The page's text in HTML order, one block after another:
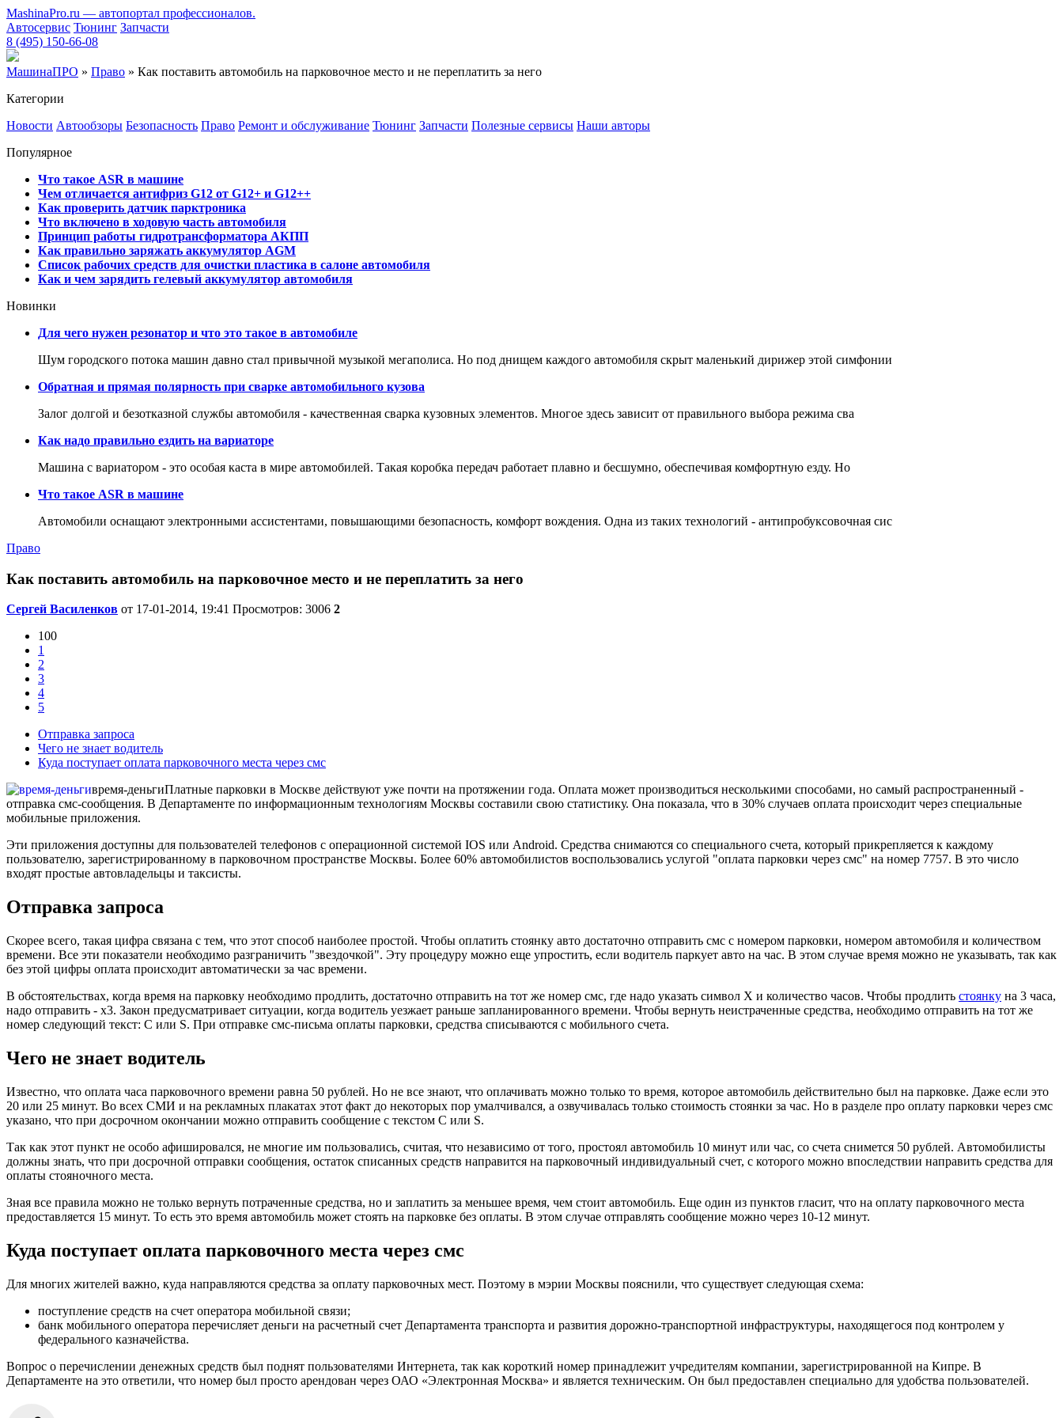
MashinaPro.ru — автопортал профессионалов.
Автосервис Тюнинг Запчасти
8 (495) 150-66-08
МашинаПРО » Право » Как поставить автомобиль на парковочное место и не переплатить за него
Категории
Новости Автообзоры Безопасность Право Ремонт и обслуживание Тюнинг Запчасти Полезные сервисы Наши авторы
Популярное
Что такое ASR в машине
Чем отличается антифриз G12 от G12+ и G12++
Как проверить датчик парктроника
Что включено в ходовую часть автомобиля
Принцип работы гидротрансформатора АКПП
Как правильно заряжать аккумулятор AGM
Список рабочих средств для очистки пластика в салоне автомобиля
Как и чем зарядить гелевый аккумулятор автомобиля
Новинки
Для чего нужен резонатор и что это такое в автомобиле
Шум городского потока машин давно стал привычной музыкой мегаполиса. Но под днищем каждого автомобиля скрыт маленький дирижер этой симфонии
Обратная и прямая полярность при сварке автомобильного кузова
Залог долгой и безотказной службы автомобиля - качественная сварка кузовных элементов. Многое здесь зависит от правильного выбора режима сва
Как надо правильно ездить на вариаторе
Машина с вариатором - это особая каста в мире автомобилей. Такая коробка передач работает плавно и бесшумно, обеспечивая комфортную езду. Но
Что такое ASR в машине
Автомобили оснащают электронными ассистентами, повышающими безопасность, комфорт вождения. Одна из таких технологий - антипробуксовочная сис
Право
Как поставить автомобиль на парковочное место и не переплатить за него
Сергей Василенков от 17-01-2014, 19:41 Просмотров: 3006 2
100
1
2
3
4
5
Отправка запроса
Чего не знает водитель
Куда поступает оплата парковочного места через смс
время-деньгиПлатные парковки в Москве действуют уже почти на протяжении года. Оплата может производиться несколькими способами, но самый распространенный -
отправка смс-сообщения. В Департаменте по информационным технологиям Москвы составили свою статистику. Она показала, что в 30% случаев оплата происходит через специальные
мобильные приложения.
Эти приложения доступны для пользователей телефонов с операционной системой IOS или Android. Средства снимаются со специального счета, который прикрепляется к каждому
пользователю, зарегистрированному в парковочном пространстве Москвы. Более 60% автомобилистов воспользовались услугой "оплата парковки через смс" на номер 7757. В это число
входят простые автовладельцы и таксисты.
Отправка запроса
Скорее всего, такая цифра связана с тем, что этот способ наиболее простой. Чтобы оплатить стоянку авто достаточно отправить смс с номером парковки, номером автомобиля и количеством
времени. Все эти показатели необходимо разграничить "звездочкой". Эту процедуру можно еще упростить, если водитель паркует авто на час. В этом случае время можно не указывать, так как
без этой цифры оплата происходит автоматически за час времени.
В обстоятельствах, когда время на парковку необходимо продлить, достаточно отправить на тот же номер смс, где надо указать символ Х и количество часов. Чтобы продлить стоянку на 3 часа,
надо отправить - х3. Закон предусматривает ситуации, когда водитель уезжает раньше запланированного времени. Чтобы вернуть неистраченные средства, необходимо отправить на тот же
номер следующий текст: С или S. При отправке смс-письма оплаты парковки, средства списываются с мобильного счета.
Чего не знает водитель
Известно, что оплата часа парковочного времени равна 50 рублей. Но не все знают, что оплачивать можно только то время, которое автомобиль действительно был на парковке. Даже если это
20 или 25 минут. Во всех СМИ и на рекламных плакатах этот факт до некоторых пор умалчивался, а озвучивалась только стоимость стоянки за час. Но в разделе про оплату парковки через смс
указано, что при досрочном окончании можно отправить сообщение с текстом С или S.
Так как этот пункт не особо афишировался, не многие им пользовались, считая, что независимо от того, простоял автомобиль 10 минут или час, со счета снимется 50 рублей. Автомобилисты
должны знать, что при досрочной отправки сообщения, остаток списанных средств направится на парковочный индивидуальный счет, с которого можно впоследствии направить средства для
оплаты стояночного места.
Зная все правила можно не только вернуть потраченные средства, но и заплатить за меньшее время, чем стоит автомобиль. Еще один из пунктов гласит, что на оплату парковочного места
предоставляется 15 минут. То есть это время автомобиль может стоять на парковке без оплаты. В этом случае отправлять сообщение можно через 10-12 минут.
Куда поступает оплата парковочного места через смс
Для многих жителей важно, куда направляются средства за оплату парковочных мест. Поэтому в мэрии Москвы пояснили, что существует следующая схема:
поступление средств на счет оператора мобильной связи;
банк мобильного оператора перечисляет деньги на расчетный счет Департамента транспорта и развития дорожно-транспортной инфраструктуры, находящегося под контролем у
федерального казначейства.
Вопрос о перечислении денежных средств был поднят пользователями Интернета, так как короткий номер принадлежит учредителям компании, зарегистрированной на Кипре. В
Департаменте на это ответили, что номер был просто арендован через ОАО «Электронная Москва» и является техническим. Он был предоставлен специально для удобства пользователей.